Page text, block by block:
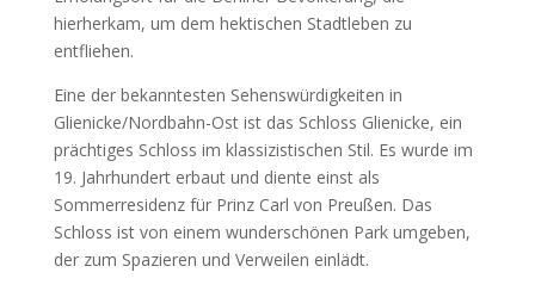
hierherkam, um dem hektischen Stadtleben zu
entfliehen.
Eine der bekanntesten Sehenswürdigkeiten in
Glienicke/Nordbahn-Ost ist das Schloss Glienicke, ein
prächtiges Schloss im klassizistischen Stil. Es wurde im
19. Jahrhundert erbaut und diente einst als
Sommerresidenz für Prinz Carl von Preußen. Das
Schloss ist von einem wunderschönen Park umgeben,
der zum Spazieren und Verweilen einlädt.